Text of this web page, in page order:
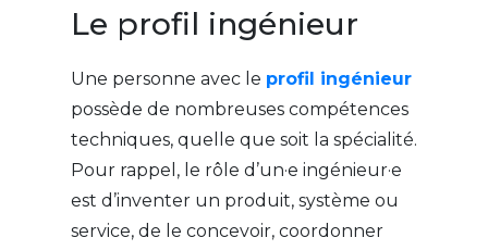
Le profil ingénieur
Une personne avec le profil ingénieur
possède de nombreuses compétences
techniques, quelle que soit la spécialité.
Pour rappel, le rôle d’un·e ingénieur·e
est d’inventer un produit, système ou
service, de le concevoir, coordonner